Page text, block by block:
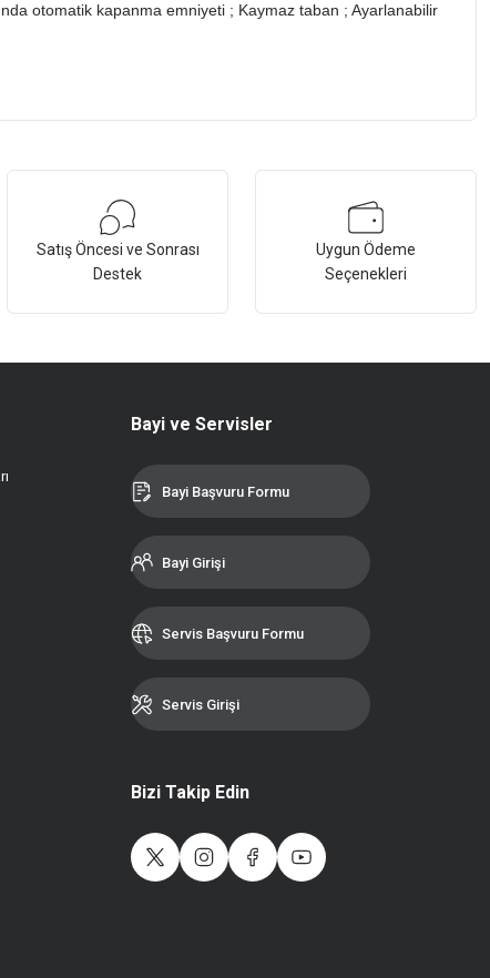
otomatik kapanma emniyeti ; Kaymaz taban ; Ayarlanabilir
Satış Öncesi ve Sonrası
Destek
Uygun Ödeme
Seçenekleri
Bayi ve Servisler
Bayi Başvuru Formu
Bayi Girişi
Servis Başvuru Formu
Servis Girişi
Bizi Takip Edin